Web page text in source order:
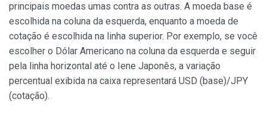
principais moedas umas contra as outras. A moeda base é
escolhida na coluna da esquerda, enquanto a moeda de
cotação é escolhida na linha superior. Por exemplo, se você
escolher o Dólar Americano na coluna da esquerda e seguir
pela linha horizontal até o Iene Japonês, a variação
percentual exibida na caixa representará USD (base)/JPY
(cotação).